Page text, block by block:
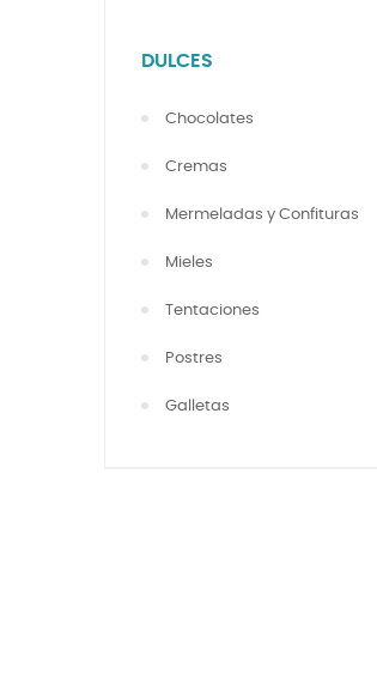
DULCES
Chocolates
Cremas
Mermeladas y Confituras
Mieles
Tentaciones
Postres
Galletas